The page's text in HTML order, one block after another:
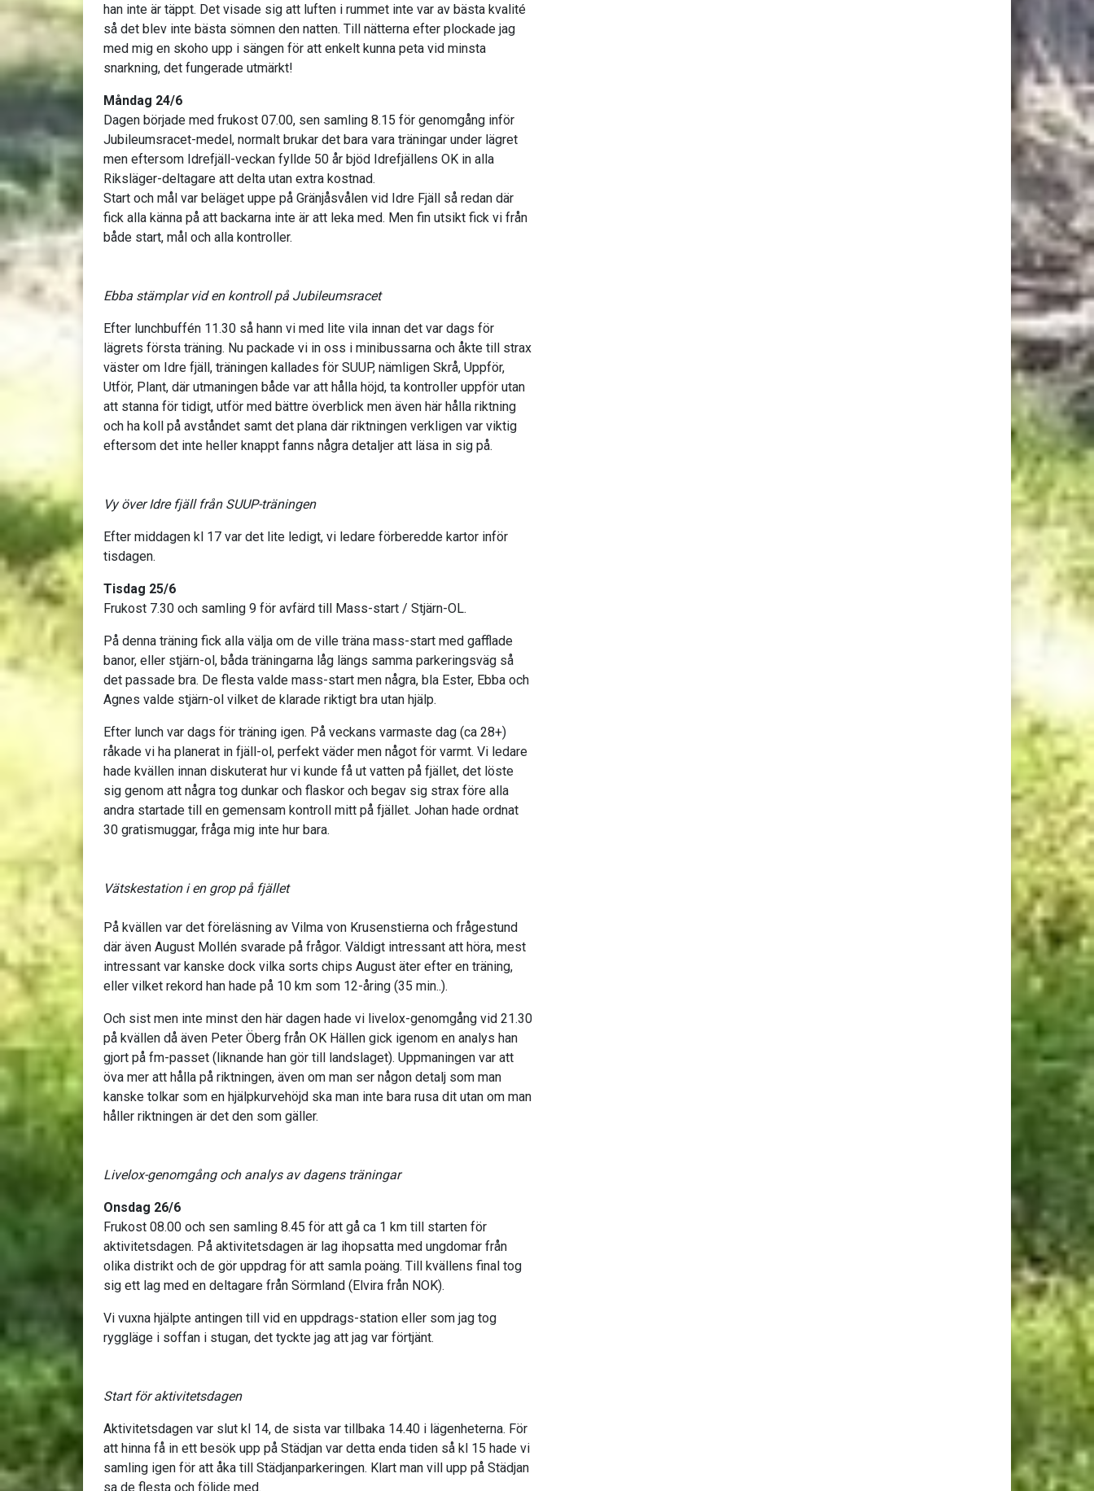
han inte är täppt. Det visade sig att luften i rummet inte var av bästa kvalité
så det blev inte bästa sömnen den natten. Till nätterna efter plockade jag
med mig en skoho upp i sängen för att enkelt kunna peta vid minsta
snarkning, det fungerade utmärkt!
Måndag 24/6
Dagen började med frukost 07.00, sen samling 8.15 för genomgång inför
Jubileumsracet-medel, normalt brukar det bara vara träningar under lägret
men eftersom Idrefjäll-veckan fyllde 50 år bjöd Idrefjällens OK in alla
Riksläger-deltagare att delta utan extra kostnad.
Start och mål var beläget uppe på Gränjåsvålen vid Idre Fjäll så redan där
fick alla känna på att backarna inte är att leka med. Men fin utsikt fick vi från
både start, mål och alla kontroller.
Ebba stämplar vid en kontroll på Jubileumsracet
Efter lunchbuffén 11.30 så hann vi med lite vila innan det var dags för
lägrets första träning. Nu packade vi in oss i minibussarna och åkte till strax
väster om Idre fjäll, träningen kallades för SUUP, nämligen Skrå, Uppför,
Utför, Plant, där utmaningen både var att hålla höjd, ta kontroller uppför utan
att stanna för tidigt, utför med bättre överblick men även här hålla riktning
och ha koll på avståndet samt det plana där riktningen verkligen var viktig
eftersom det inte heller knappt fanns några detaljer att läsa in sig på.
Vy över Idre fjäll från SUUP-träningen
Efter middagen kl 17 var det lite ledigt, vi ledare förberedde kartor inför
tisdagen.
Tisdag 25/6
Frukost 7.30 och samling 9 för avfärd till Mass-start / Stjärn-OL.
På denna träning fick alla välja om de ville träna mass-start med gafflade
banor, eller stjärn-ol, båda träningarna låg längs samma parkeringsväg så
det passade bra. De flesta valde mass-start men några, bla Ester, Ebba och
Agnes valde stjärn-ol vilket de klarade riktigt bra utan hjälp.
Efter lunch var dags för träning igen. På veckans varmaste dag (ca 28+)
råkade vi ha planerat in fjäll-ol, perfekt väder men något för varmt. Vi ledare
hade kvällen innan diskuterat hur vi kunde få ut vatten på fjället, det löste
sig genom att några tog dunkar och flaskor och begav sig strax före alla
andra startade till en gemensam kontroll mitt på fjället. Johan hade ordnat
30 gratismuggar, fråga mig inte hur bara.
Vätskestation i en grop på fjället
På kvällen var det föreläsning av Vilma von Krusenstierna och frågestund
där även August Mollén svarade på frågor. Väldigt intressant att höra, mest
intressant var kanske dock vilka sorts chips August äter efter en träning,
eller vilket rekord han hade på 10 km som 12-åring (35 min..).
Och sist men inte minst den här dagen hade vi livelox-genomgång vid 21.30
på kvällen då även Peter Öberg från OK Hällen gick igenom en analys han
gjort på fm-passet (liknande han gör till landslaget). Uppmaningen var att
öva mer att hålla på riktningen, även om man ser någon detalj som man
kanske tolkar som en hjälpkurvehöjd ska man inte bara rusa dit utan om man
håller riktningen är det den som gäller.
Livelox-genomgång och analys av dagens träningar
Onsdag 26/6
Frukost 08.00 och sen samling 8.45 för att gå ca 1 km till starten för
aktivitetsdagen. På aktivitetsdagen är lag ihopsatta med ungdomar från
olika distrikt och de gör uppdrag för att samla poäng. Till kvällens final tog
sig ett lag med en deltagare från Sörmland (Elvira från NOK).
Vi vuxna hjälpte antingen till vid en uppdrags-station eller som jag tog
ryggläge i soffan i stugan, det tyckte jag att jag var förtjänt.
Start för aktivitetsdagen
Aktivitetsdagen var slut kl 14, de sista var tillbaka 14.40 i lägenheterna. För
att hinna få in ett besök upp på Städjan var detta enda tiden så kl 15 hade vi
samling igen för att åka till Städjanparkeringen. Klart man vill upp på Städjan
sa de flesta och följde med.